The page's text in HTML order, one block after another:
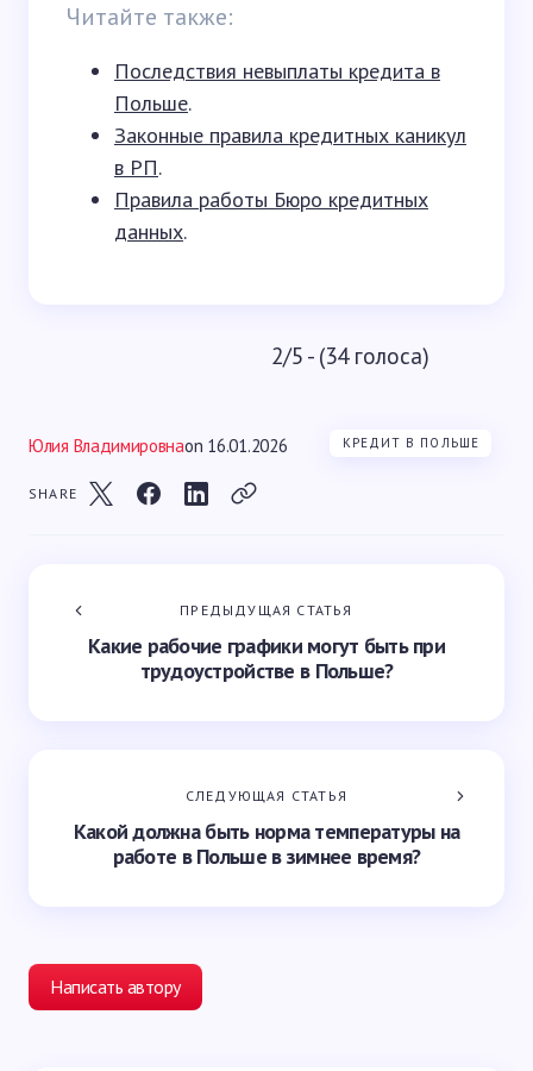
Читайте также:
Последствия невыплаты кредита в
Польше.
Законные правила кредитных каникул
в РП.
Правила работы Бюро кредитных
данных.
2/5 - (34 голоса)
Юлия Владимировнаon 16.01.2026 КРЕДИТ В ПОЛЬШЕ
SHARE
ПРЕДЫДУЩАЯ СТАТЬЯ
Какие рабочие графики могут быть при
трудоустройстве в Польше?
СЛЕДУЮЩАЯ СТАТЬЯ
Какой должна быть норма температуры на
работе в Польше в зимнее время?
Написать автору